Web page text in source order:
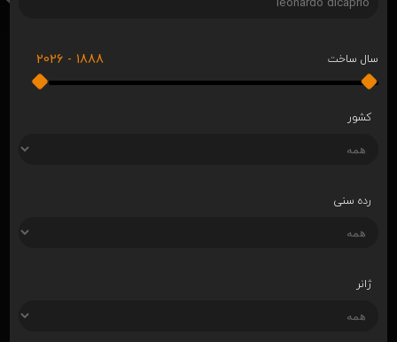
سال ساخت 1888
-
2026
کشور
رده سنی
ژانر